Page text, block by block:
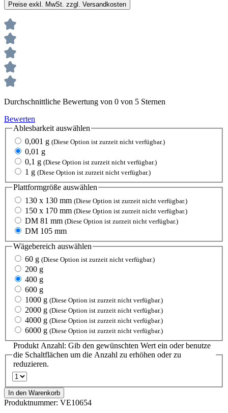
Preise exkl. MwSt. zzgl. Versandkosten
Durchschnittliche Bewertung von 0 von 5 Sternen
Bewerten
Ablesbarkeitauswählen
0,001 g (Diese Option ist zurzeit nicht verfügbar.)
0,01 g
0,1 g (Diese Option ist zurzeit nicht verfügbar.)
1 g (Diese Option ist zurzeit nicht verfügbar.)
Plattformgröße auswählen
130 x 130 mm (Diese Option ist zurzeit nicht verfügbar.)
150 x 170 mm (Diese Option ist zurzeit nicht verfügbar.)
DM 81 mm (Diese Option ist zurzeit nicht verfügbar.)
DM 105 mm
Wägebereich auswählen
60 g (Diese Option ist zurzeit nicht verfügbar.)
200 g
400 g
600 g
1000 g (Diese Option ist zurzeit nicht verfügbar.)
2000 g (Diese Option ist zurzeit nicht verfügbar.)
4000 g (Diese Option ist zurzeit nicht verfügbar.)
6000 g (Diese Option ist zurzeit nicht verfügbar.)
Produkt Anzahl: Gib den gewünschten Wert ein oder benutze
die Schaltflächen um die Anzahl zu erhöhen oder zu
reduzieren.
In den Warenkorb
Produktnummer: VE10654